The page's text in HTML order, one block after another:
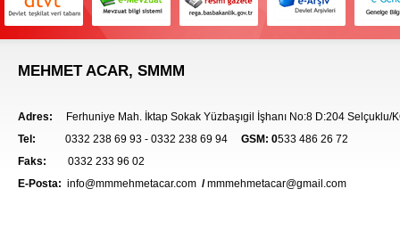
MEHMET ACAR, SMMM
Adres: Ferhuniye Mah. İktap Sokak Yüzbaşıgil İşhanı No:8 D:204 Selçuklu/
Tel: 0332 238 69 93 - 0332 238 69 94 GSM : 0533 486 26 72
Faks: 0332 233 96 02
E-Posta: info@mmmehmetacar.com /mmmehmetacar@gmail.com